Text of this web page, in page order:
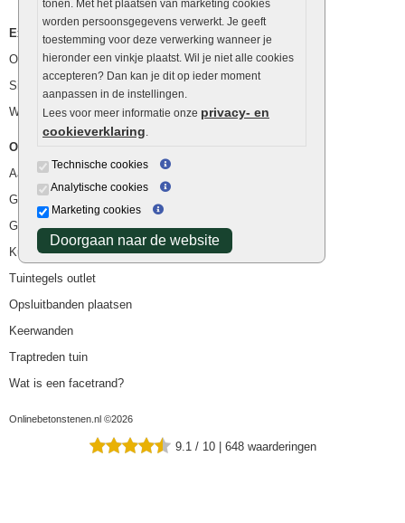
tonen. Met het plaatsen van marketing cookies
worden persoonsgegevens verwerkt. Je geeft
toestemming voor deze verwerking wanneer je
hieronder een vinkje plaatst. Wil je niet alle cookies
accepteren? Dan kan je dit op ieder moment
aanpassen in de instellingen.
Lees voor meer informatie onze privacy- en
cookieverklaring.
Technische cookies
Analytische cookies
Marketing cookies
Doorgaan naar de website
Extra benodigdheden
Ophoogzand
Siergrind en siersplit
Waterafvoer
Overig
Aanbiedingen
Goedkope bestrating
Goedkope tuintegels
Kunstgras
Tuintegels outlet
Opsluitbanden plaatsen
Keerwanden
Traptreden tuin
Wat is een facetrand?
Onlinebetonstenen.nl ©2026
9.1 / 10 | 648 waarderingen